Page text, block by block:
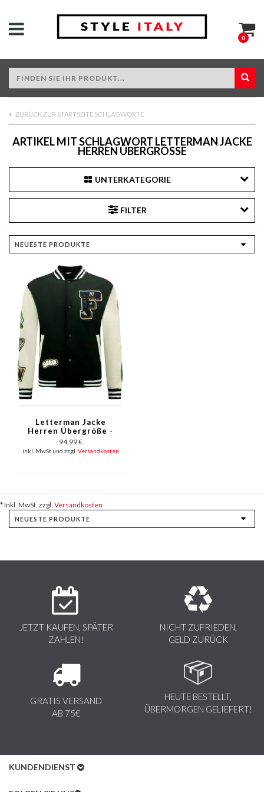
0
ZURÜCK ZUR STARTSEITE SCHLAGWORTE
ARTIKEL MIT SCHLAGWORT LETTERMAN JACKE
HERREN ÜBERGRÖSSE
UNTERKATEGORIE
FILTER
Letterman Jacke
Herren Übergröße -
8633 - Schwarz
94,99 €
inkl. MwSt und zzgl. Versandkosten
* Inkl. MwSt. zzgl. Versandkosten
JETZT KAUFEN, SPÄTER
ZAHLEN!
NICHT ZUFRIEDEN,
GELD ZURÜCK
GRATIS VERSAND
AB 75€
HEUTE BESTELLT,
ÜBERMORGEN GELIEFERT!
KUNDENDIENST
Kundenservice